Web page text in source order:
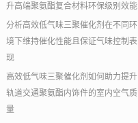
升高端聚氨酯复合材料环保级别效能
分析高效低气味三聚催化剂在不同环
境下维持催化性能且保证气味控制表
现
高效低气味三聚催化剂如何助力提升
轨道交通聚氨酯内饰件的室内空气质
量